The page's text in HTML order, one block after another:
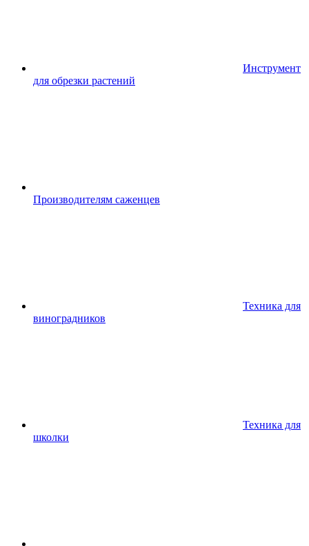
Инструмент
для обрезки растений
Производителям саженцев
Техника для
виноградников
Техника для
школки